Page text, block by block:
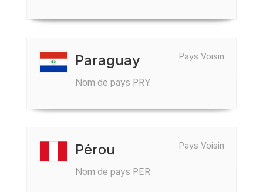
Pays Voisin
Paraguay
Nom de pays PRY
Pays Voisin
Pérou
Nom de pays PER